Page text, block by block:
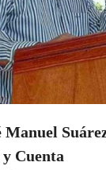
Manuel
Cuenta